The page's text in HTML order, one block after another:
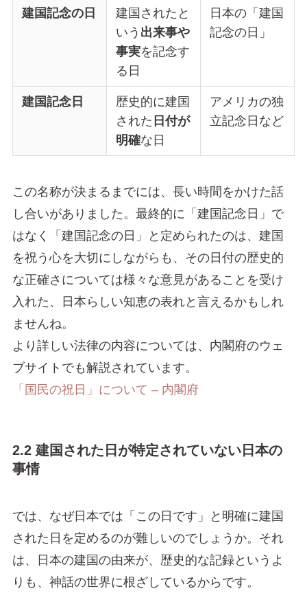
建国記念の 日
建国されたと
いう 出来事や
事実を記念す
る日
日本の「建国
記念の日」
建国記念日
歴史的に建国
された 日付が
明確な日
アメリカの独
立記念日など
この名称が決まるまでには、長い時間をかけた話
し合いがありました。最終的に「建国記念日」で
はなく「建国記念の日」と定められたのは、建国
を祝う心を大切にしながらも、その日付の歴史的
な正確さについては様々な意見があることを受け
入れた、日本らしい知恵の表れと言えるかもしれ
ませんね。
より詳しい法律の内容については、内閣府のウェ
ブサイトでも解説されています。
「国民の祝日」について – 内閣府
2.2 建国された日が特定されていない日本の
事情
では、なぜ日本では「この日です」と明確に建国
された日を定めるのが難しいのでしょうか。それ
は、日本の建国の由来が、歴史的な記録というよ
りも、神話の世界に根ざしているからです。